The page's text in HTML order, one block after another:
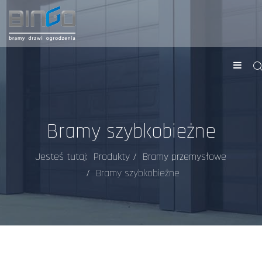
Bramy szybkobieżne
Jesteś tutaj: Produkty
Bramy przemysłowe
Bramy szybkobieżne